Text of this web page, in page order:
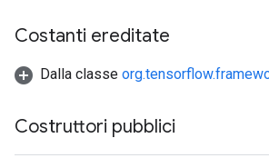
Costanti ereditate
Dalla classe
Costruttori pubblici